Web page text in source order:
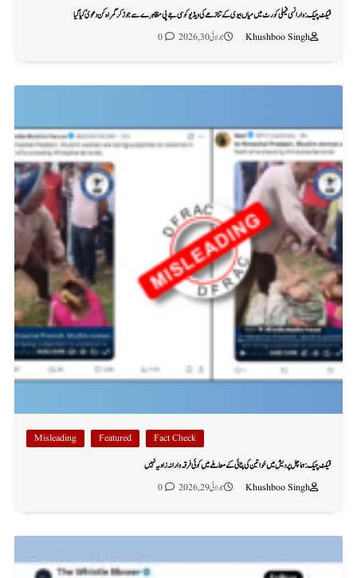
فیکٹ چیک: وارانسی فیملی کورٹ میں میاں بیوی کے تنازعے کی ویڈیو کو سی جے پی مظاہرے سے جوڑ کر گمراہ کن دعویٰ کیا گیا
Khushboo Singh
جولائی 30, 2026 0
Fact Check
Featured
Misleading
فیکٹ چیک: ہماچل پردیش میں خواتین کی پٹائی کے معاملے میں کوئی فرقہ وارانہ زاویہ نہیں
Khushboo Singh
جولائی 29, 2026 0